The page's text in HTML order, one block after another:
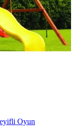
Oyun